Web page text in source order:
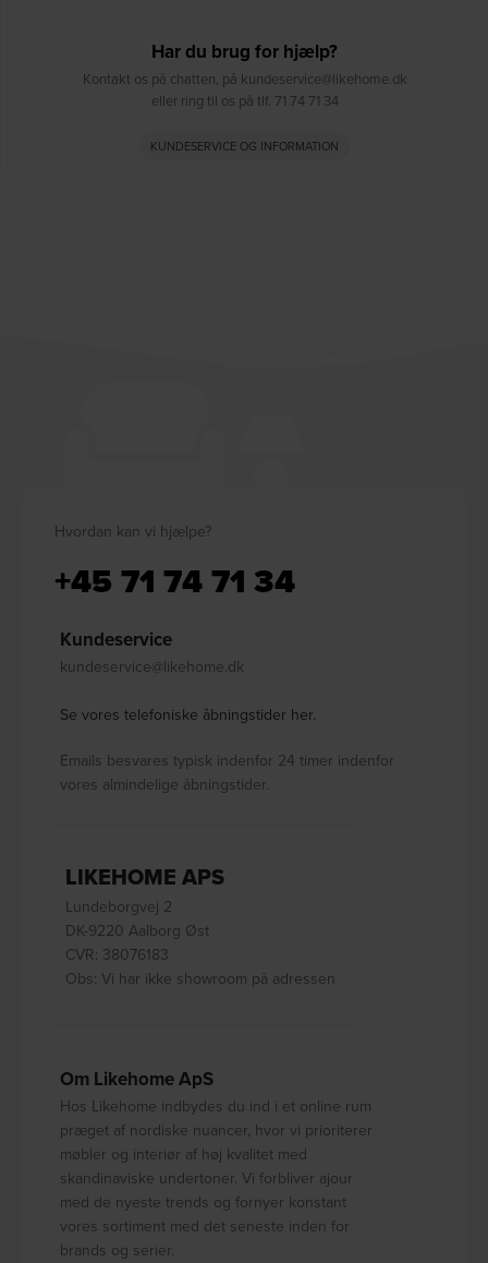
Har du brug for hjælp?
Kontakt os på chatten, på kundeservice@likehome.dk
eller ring til os på tlf. 71 74 71 34
KUNDESERVICE OG INFORMATION
Hvordan kan vi hjælpe?
+45 71 74 71 34
Kundeservice
kundeservice@likehome.dk
Se vores telefoniske åbningstider her.
Emails besvares typisk indenfor 24 timer indenfor
vores almindelige åbningstider.
LIKEHOME APS
Lundeborgvej 2
DK-9220 Aalborg Øst
CVR: 38076183
Obs: Vi har ikke showroom på adressen
Om Likehome ApS
Hos Likehome indbydes du ind i et online rum
præget af nordiske nuancer, hvor vi prioriterer
møbler og interiør af høj kvalitet med
skandinaviske undertoner. Vi forbliver ajour
med de nyeste trends og fornyer konstant
vores sortiment med det seneste inden for
brands og serier.